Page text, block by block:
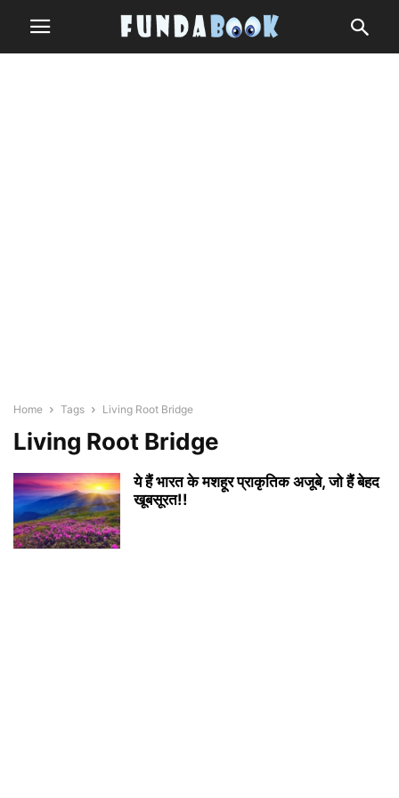
Home Tags Living Root Bridge
Living Root Bridge
ये हैं भारत के मशहूर प्राकृतिक अजूबे, जो हैं बेहद
खूबसूरत!!